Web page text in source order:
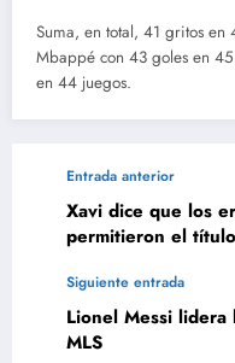
Suma, en total, 41 gritos en
Mbappé con 43 goles en
en 44 juegos.
Entrada anterior
Xavi dice que los
permitieron el
Siguiente entrada
Lionel Messi
MLS